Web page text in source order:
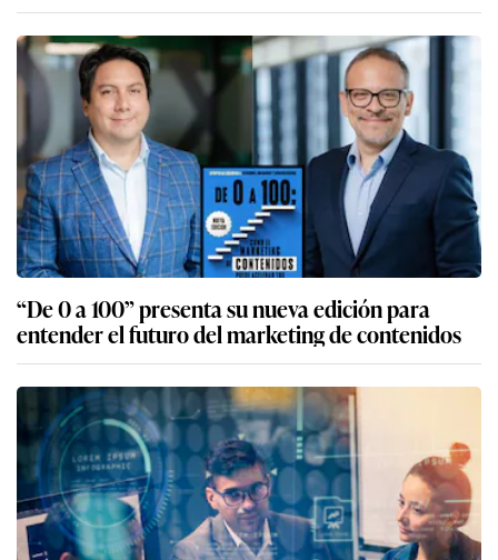
“De 0 a 100” presenta su nueva edición para
entender el futuro del marketing de contenidos